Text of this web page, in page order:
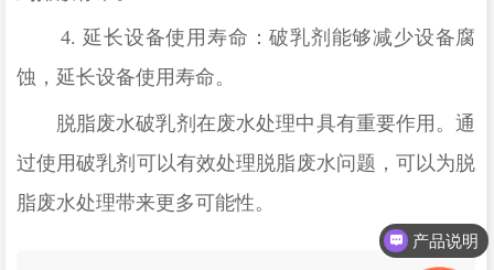
4. 延长设备使用寿命：破乳剂能够减少设备腐
蚀，延长设备使用寿命。
脱脂废水破乳剂在废水处理中具有重要作用。通
过使用破乳剂 可以有效处理脱脂废水问题，可以为脱
脂废水处理带来更多可能性。
产品说明